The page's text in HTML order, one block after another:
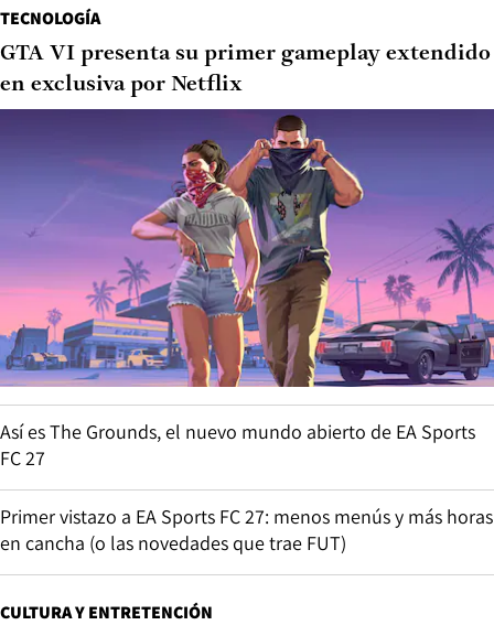
TECNOLOGÍA
GTA VI presenta su primer gameplay extendido
en exclusiva por Netflix
Así es The Grounds, el nuevo mundo abierto de EA Sports
FC 27
Primer vistazo a EA Sports FC 27: menos menús y más horas
en cancha (o las novedades que trae FUT)
CULTURA Y ENTRETENCIÓN